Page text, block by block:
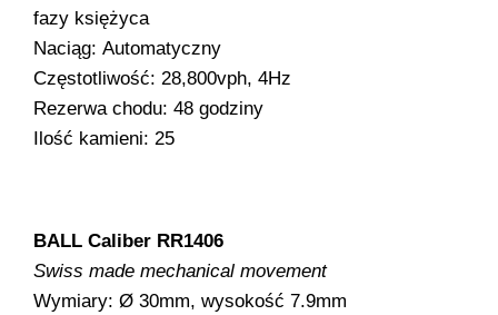
fazy księżyca
Naciąg: Automatyczny
Częstotliwość: 28,800vph, 4Hz
Rezerwa chodu: 48 godziny
Ilość kamieni: 25
BALL Caliber RR1406
Swiss made mechanical movement
Wymiary: Ø 30mm, wysokość 7.9mm